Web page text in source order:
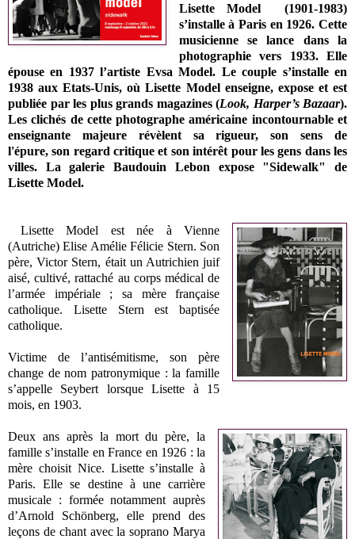
Lisette Model (1901-1983)
s’installe à Paris en 1926. Cette
musicienne se lance dans la
photographie vers 1933. Elle
épouse en 1937 l’artiste Evsa Model. Le couple s’installe en
1938 aux Etats-Unis, où Lisette Model enseigne, expose et est
publiée par les plus grands magazines (Look, Harper’s Bazaar).
Les clichés de cettephotographe américaine incontournable et
enseignante majeure révèlent sa rigueur, son sens de
l'épure, son regard critique et son intérêt pour les gens dans les
villes. La galerie Baudouin Lebon expose "Sidewalk" de
Lisette Model.
Lisette Model est née à Vienne
(Autriche) Elise Amélie Félicie Stern. Son
père, Victor Stern, était un Autrichien juif
aisé, cultivé, rattaché au corps médical de
l’armée impériale ; sa mère française
catholique. Lisette Stern est baptisée
catholique.
Victime de l’antisémitisme, son père
change de nom patronymique : la famille
s’appelle Seybert lorsque Lisette à 15
mois, en 1903.
Deux ans après la mort du père, la
famille s’installe en France en 1926 : la
mère choisit Nice. Lisette s’installe à
Paris. Elle se destine à une carrière
musicale : formée notamment auprès
d’Arnold Schönberg, elle prend des
leçons de chant avec la soprano Marya